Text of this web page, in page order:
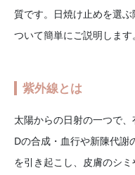
質です。日焼け止めを選
ついて簡単にご説明します。
紫外線とは
太陽からの日射の一つで
Dの合成・血行や新陳代謝
を引き起こし、皮膚のシ